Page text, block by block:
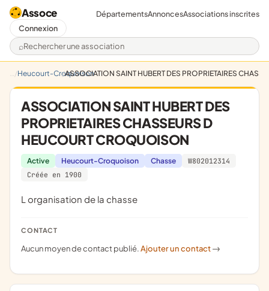
Assoce
Rechercher une association
DépartementsAnnoncesAssociations inscrites
Connexion
Heucourt-CroquoisonASSOCIATION SAINT HUBERT DES PROPRIETAIRES
ASSOCIATION SAINT HUBERT DES
PROPRIETAIRES CHASSEURS D
HEUCOURT CROQUOISON
Active Heucourt-Croquoison Chasse
W802012314
Créée en 1900
l organisation de la chasse
CONTACT
Aucun moyen de contact publié.Ajouter un contact ->